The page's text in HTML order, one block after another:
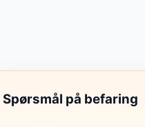
Spørsmål på befaring